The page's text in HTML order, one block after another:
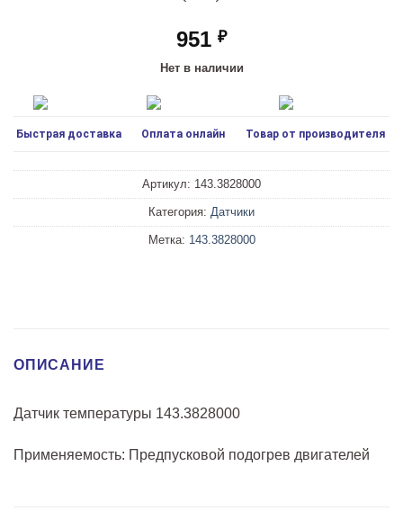
951 ₽
Нет в наличии
Быстрая доставка Оплата онлайн Товар от производителя
Артикул: 143.3828000
Категория: Датчики
Метка: 143.3828000
ОПИСАНИЕ
Датчик температуры 143.3828000
Применяемость: Предпусковой подогрев двигателей